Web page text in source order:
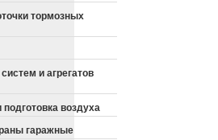
тормозных
и агрегатов
воздуха
гаражные